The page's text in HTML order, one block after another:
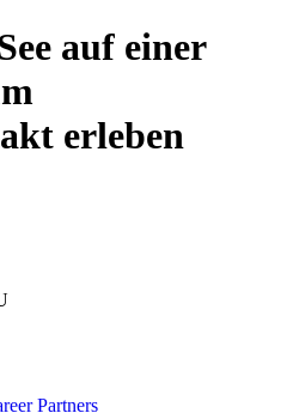
auf einer
erleben
Partners